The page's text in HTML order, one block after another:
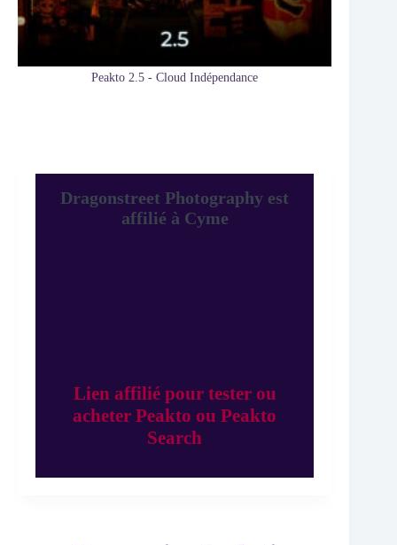
Peakto 2.5 - Cloud Indépendance
Dragonstreet Photography est
affilié à Cyme
Lien affilié pour tester ou
acheter Peakto ou Peakto
Search